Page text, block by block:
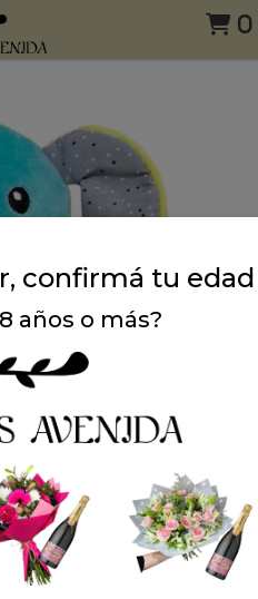
0
opinión
confirmá tu edad
años o más?